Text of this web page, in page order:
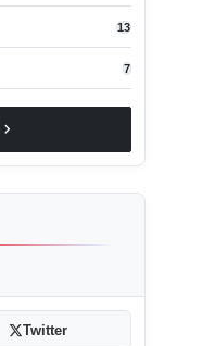
13
7
chevron_right
Twitter